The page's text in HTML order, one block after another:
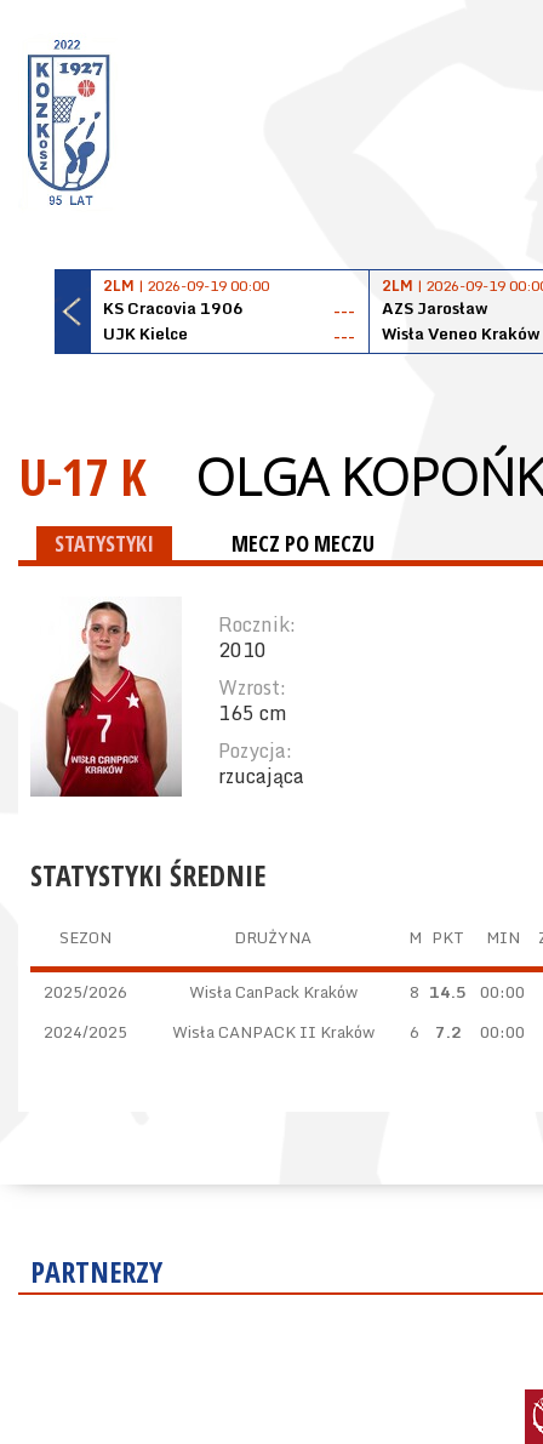
2LM | 2026-09-19 00:00
KS Cracovia 1906
---
UJK Kielce
---
2LM | 2026-09-19
AZS Jarosław
Wisła Veneo Kraków
U-17 K OLGA
STATYSTYKI MECZ PO MECZU
Rocznik:
2010
Wzrost:
165 cm
Pozycja:
rzucająca
STATYSTYKI ŚREDNIE
SEZON DRUŻYNA M PKT MIN
2025/2026 Wisła CanPack Kraków 8 14.5 00:00
2024/2025
Wisła CANPACK II Kraków 6 7.2 00:00
PARTNERZY